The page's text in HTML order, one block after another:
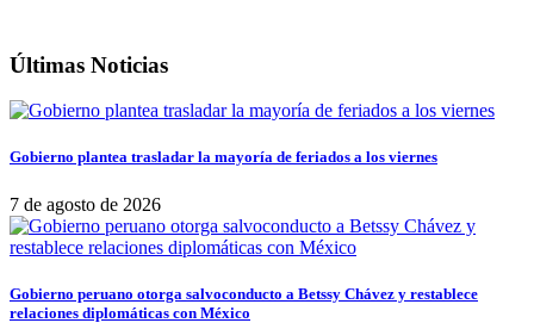
Últimas Noticias
Gobierno plantea trasladar la mayoría de feriados a los viernes
7 de agosto de 2026
Gobierno peruano otorga salvoconducto a Betssy Chávez y restablece
relaciones diplomáticas con México